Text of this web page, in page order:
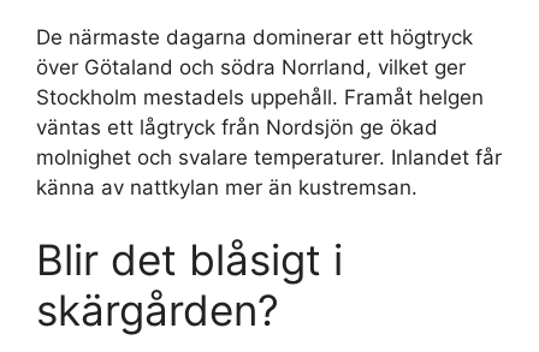
De närmaste dagarna dominerar ett högtryck
över Götaland och södra Norrland, vilket ger
Stockholm mestadels uppehåll. Framåt helgen
väntas ett lågtryck från Nordsjön ge ökad
molnighet och svalare temperaturer. Inlandet får
känna av nattkylan mer än kustremsan.
Blir det blåsigt i
skärgården?